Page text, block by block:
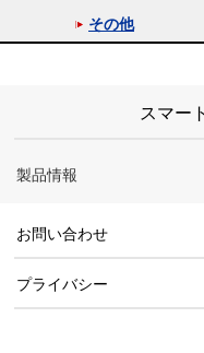
その他
スマー
製品情報
お問い合わせ
プライバシー